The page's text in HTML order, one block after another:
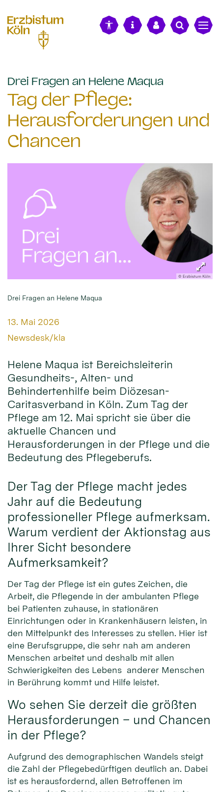
Drei Fragen an Helene Maqua
Tag der Pflege:
Herausforderungen und
Chancen
© Erzbistum Köln
Drei Fragen an Helene Maqua
Datum:
13. Mai 2026
Von:
Newsdesk/kla
Helene Maqua ist Bereichsleiterin
Gesundheits-, Alten- und
Behindertenhilfe beim Diözesan-
Caritasverband in Köln. Zum Tag der
Pflege am 12. Mai spricht sie über die
aktuelle Chancen und
Herausforderungen in der Pflege und die
Bedeutung des Pflegeberufs.
Der Tag der Pflege macht jedes
Jahr auf die Bedeutung
professioneller Pflege aufmerksam.
Warum verdient der Aktionstag aus
Ihrer Sicht besondere
Aufmerksamkeit?
Der Tag der Pflege ist ein gutes Zeichen, die
Arbeit, die Pflegende in der ambulanten Pflege
bei Patienten zuhause, in stationären
Einrichtungen oder in Krankenhäusern leisten, in
den Mittelpunkt des Interesses zu stellen. Hier ist
eine Berufsgruppe, die sehr nah am anderen
Menschen arbeitet und deshalb mit allen
Schwierigkeiten des Lebens anderer Menschen
in Berührung kommt und Hilfe leistet.
Wo sehen Sie derzeit die größten
Herausforderungen – und Chancen
in der Pflege?
Aufgrund des demographischen Wandels steigt
die Zahl der Pflegebedürftigen deutlich an. Dabei
ist es herausfordernd, allen Betroffenen im